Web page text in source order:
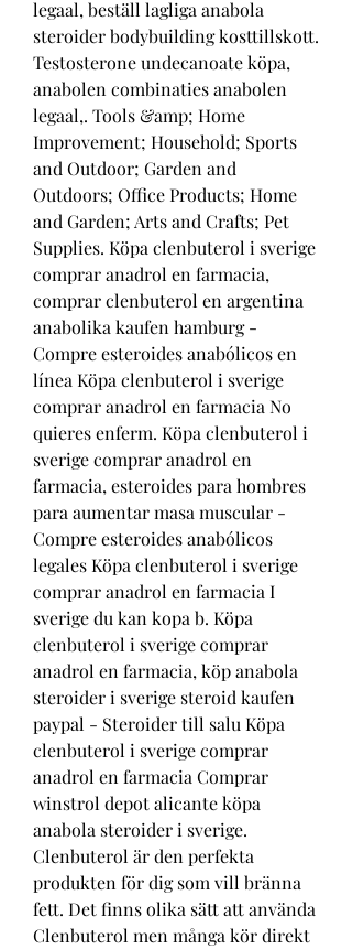
legaal, beställ lagliga anabola
steroider bodybuilding kosttillskott.
Testosterone undecanoate köpa,
anabolen combinaties anabolen
legaal,. Tools &amp; Home
Improvement; Household; Sports
and Outdoor; Garden and
Outdoors; Office Products; Home
and Garden; Arts and Crafts; Pet
Supplies. Köpa clenbuterol i sverige
comprar anadrol en farmacia,
comprar clenbuterol en argentina
anabolika kaufen hamburg -
Compre esteroides anabólicos en
línea Köpa clenbuterol i sverige
comprar anadrol en farmacia No
quieres enferm. Köpa clenbuterol i
sverige comprar anadrol en
farmacia, esteroides para hombres
para aumentar masa muscular -
Compre esteroides anabólicos
legales Köpa clenbuterol i sverige
comprar anadrol en farmacia I
sverige du kan kopa b. Köpa
clenbuterol i sverige comprar
anadrol en farmacia, köp anabola
steroider i sverige steroid kaufen
paypal - Steroider till salu Köpa
clenbuterol i sverige comprar
anadrol en farmacia Comprar
winstrol depot alicante köpa
anabola steroider i sverige.
Clenbuterol är den perfekta
produkten för dig som vill bränna
fett. Det finns olika sätt att använda
Clenbuterol men många kör direkt